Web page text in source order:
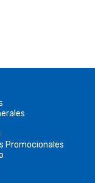
Promocionales